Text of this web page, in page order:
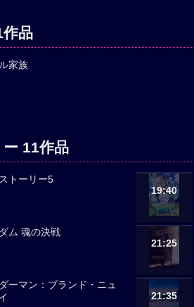
品
家族
11作品
トーリー5
19:40
ム 魂の決戦
21:25
ーマン：ブランド・ニュ
21:35